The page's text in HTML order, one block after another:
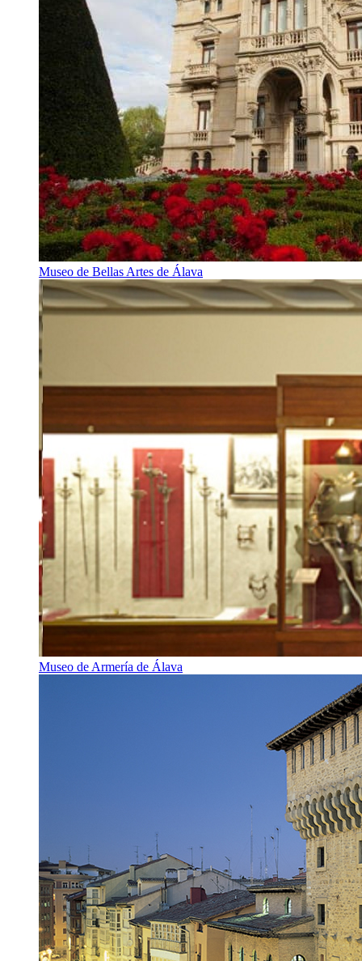
Museo de Bellas Artes de Álava
Museo de Armería de Álava